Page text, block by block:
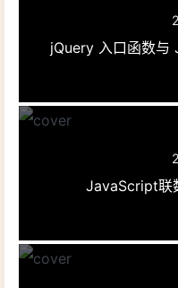
jQuery 入口函数与
JavaScript联